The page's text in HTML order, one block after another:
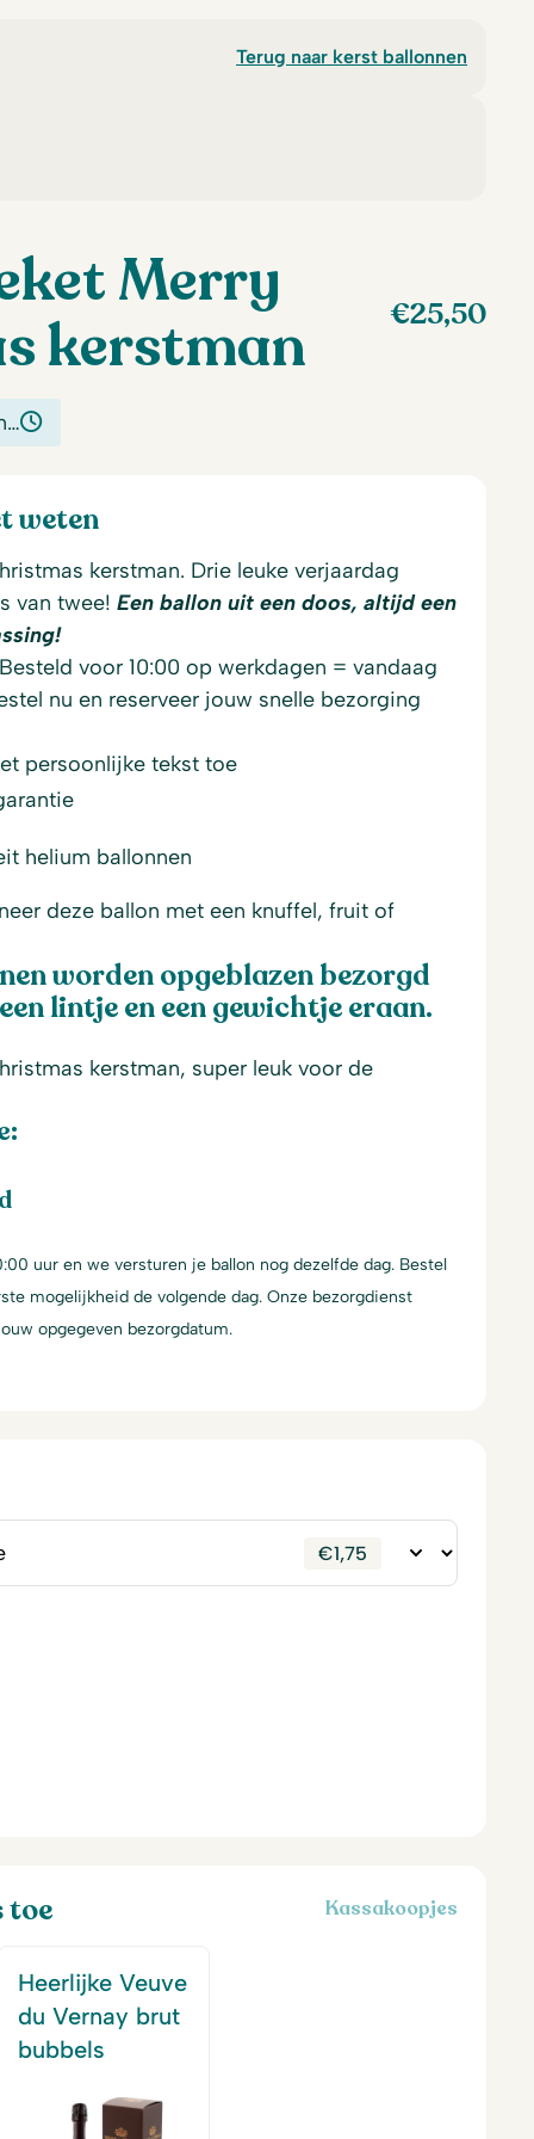
Terug naar kerst ballonnen
Merry
kerstman
€25,50
weten
kerstman. Drie leuke verjaardag
van twee! Een ballon uit een doos, altijd een
Besteld voor 10:00 op werkdagen = vandaag
nu en reserveer jouw snelle bezorging
persoonlijke tekst toe
helium ballonnen
deze ballon met een knuffel, fruit of
worden opgeblazen bezorgd
lintje en een gewichtje eraan.
kerstman, super leuk voor de
uur en we versturen je ballon nog dezelfde dag. Bestel
mogelijkheid de volgende dag. Onze bezorgdienst
opgegeven bezorgdatum.
€1,75
toe Kassakoopjes
Heerlijke Veuve
du Vernay brut
bubbels